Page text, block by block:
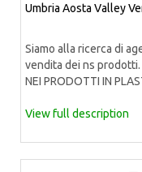
Umbria Aosta Valley
Siamo alla ricerca di
vendita dei ns prodotti.
NEI PRODOTTI IN
View full description